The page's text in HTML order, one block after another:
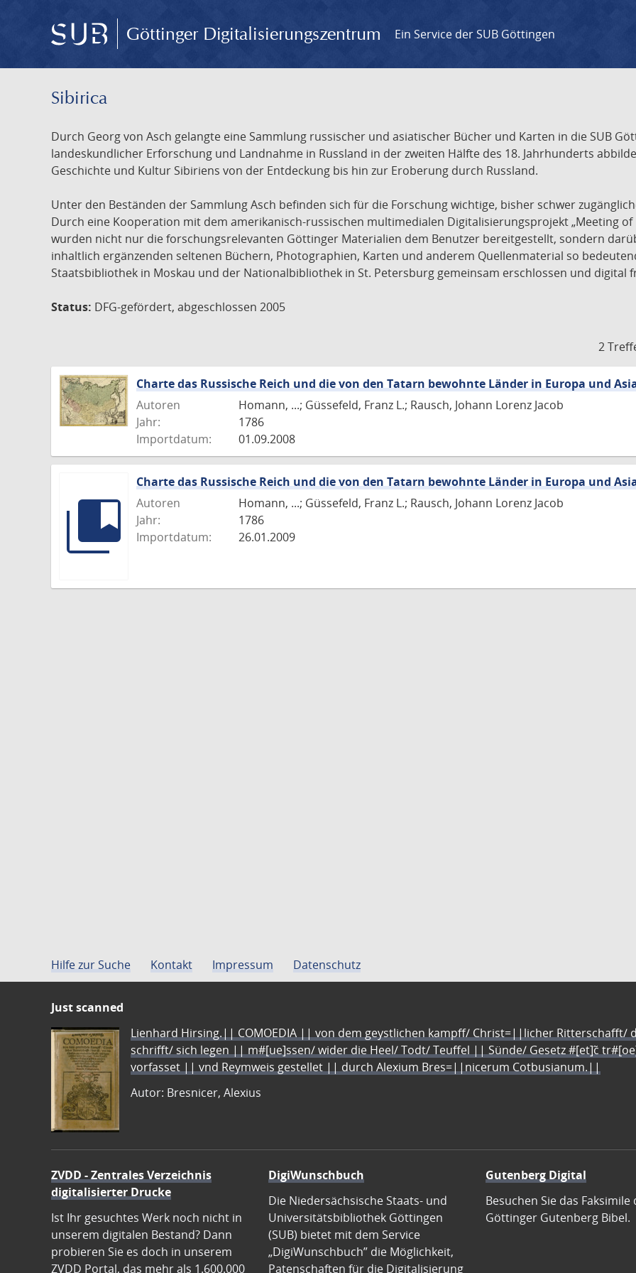
Göttinger Digitalisierungszentrum Ein Service der SUB Göttingen
Sibirica
Durch Georg von Asch gelangte eine Sammlung russischer und asiatischer Bücher und Karten in die SUB
landeskundlicher Erforschung und Landnahme in Russland in der zweiten Hälfte des 18. Jahrhunderts
Geschichte und Kultur Sibiriens von der Entdeckung bis hin zur Eroberung durch Russland.
Unter den Beständen der Sammlung Asch befinden sich für die Forschung wichtige, bisher schwer
Durch eine Kooperation mit dem amerikanisch-russischen multimedialen Digitalisierungsprojekt „Meeting
wurden nicht nur die forschungsrelevanten Göttinger Materialien dem Benutzer bereitgestellt, sondern
inhaltlich ergänzenden seltenen Büchern, Photographien, Karten und anderem Quellenmaterial so
Staatsbibliothek in Moskau und der Nationalbibliothek in St. Petersburg gemeinsam erschlossen und digital
Status: DFG-gefördert, abgeschlossen 2005
2
Charte das Russische Reich und die von den Tatarn bewohnte Länder in Europa und
Autoren
Homann, ...; Güssefeld, Franz L.; Rausch, Johann Lorenz Jacob
Jahr:
1786
Importdatum:
01.09.2008
Charte das Russische Reich und die von den Tatarn bewohnte Länder in Europa und
Autoren
Homann, ...; Güssefeld, Franz L.; Rausch, Johann Lorenz Jacob
Jahr:
1786
Importdatum:
26.01.2009
Hilfe zur Suche Kontakt Impressum Datenschutz
Just scanned
Lienhard Hirsing.|| COMOEDIA || von dem geystlichen kampff/ Christ=||licher Ritterschafft/
schrifft/ sich legen || m#[ue]ssen/ wider die Heel/ Todt/ Teuffel || Sünde/ Gesetz #[et]c̃
vorfasset || vnd Reymweis gestellet || durch Alexium Bres=||nicerum Cotbusianum.||
Autor: Bresnicer, Alexius
ZVDD - Zentrales Verzeichnis
digitalisierter Drucke
Ist Ihr gesuchtes Werk noch nicht in
unserem digitalen Bestand? Dann
probieren Sie es doch in unserem
ZVDD Portal, das mehr als 1.600.000
DigiWunschbuch
Die Niedersächsische Staats- und
Universitätsbibliothek Göttingen
(SUB) bietet mit dem Service
„DigiWunschbuch” die Möglichkeit,
Patenschaften für die Digitalisierung
Gutenberg Digital
Besuchen Sie das Faksimile
Göttinger Gutenberg Bibel.